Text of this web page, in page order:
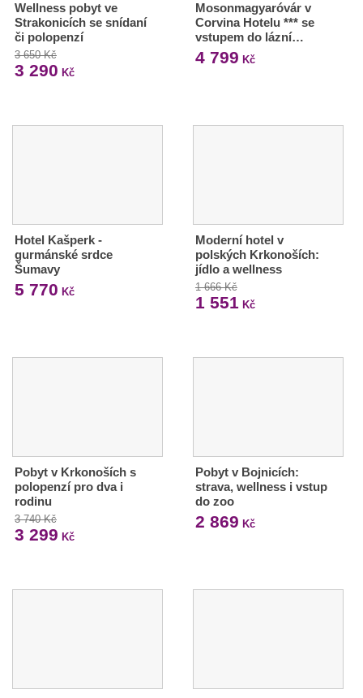
Wellness pobyt ve
Strakonicích se snídaní
či polopenzí
3 650 Kč
3 290 Kč
Mosonmagyaróvár v
Corvina Hotelu *** se
vstupem do lázní…
4 799 Kč
Hotel Kašperk -
gurmánské srdce
Šumavy
5 770 Kč
Moderní hotel v
polských Krkonoších:
jídlo a wellness
1 666 Kč
1 551 Kč
Pobyt v Krkonoších s
polopenzí pro dva i
rodinu
3 740 Kč
3 299 Kč
Pobyt v Bojnicích:
strava, wellness i vstup
do zoo
2 869 Kč